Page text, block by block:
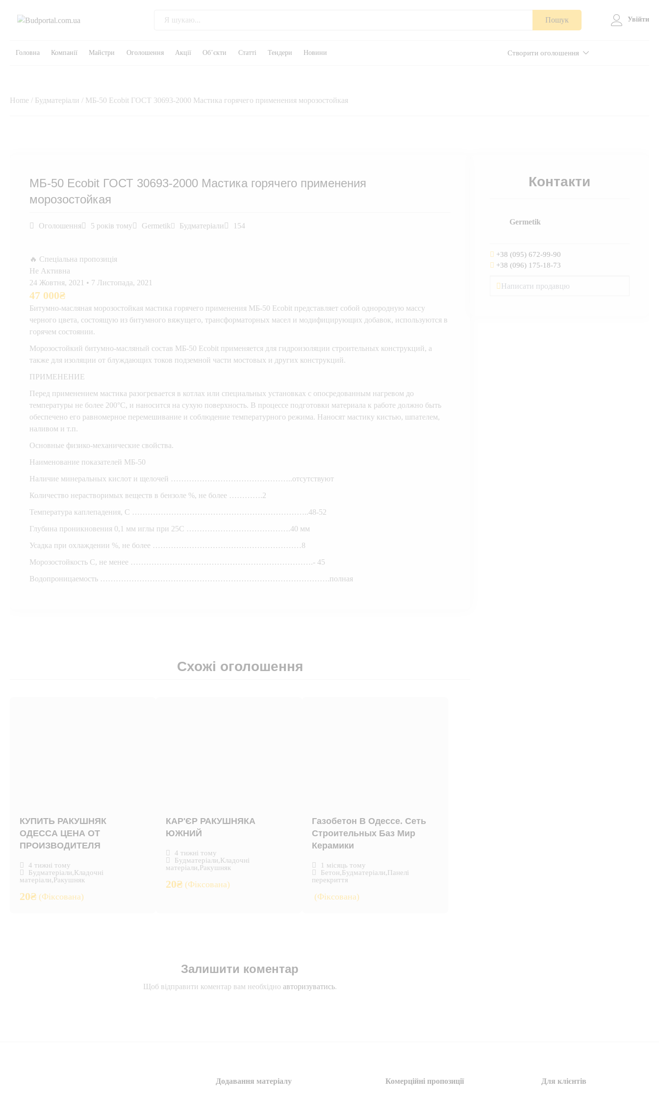
Пошук Увійти
Створити оголошення
Головна Компанії Майстри Оголошення Акції Об’єкти Статті Тендери Новини
Home / Будматеріали / МБ-50 Ecobit ГОСТ 30693-2000 Мастика горячего применения морозостойкая
МБ-50 Ecobit ГОСТ 30693-2000 Мастика горячего применения
морозостойкая
Оголошення 5 років тому Germetik Будматеріали 154
🔥 Спеціальна пропозиція
Не Активна
24 Жовтня, 2021 • 7 Листопада, 2021
47 000₴
Битумно-масляная морозостойкая мастика горячего применения МБ-50 Ecobit представляет собой однородную массу
черного цвета, состоящую из битумного вяжущего, трансформаторных масел и модифицирующих добавок, используются в
горячем состоянии.
Морозостойкий битумно-масляный состав МБ-50 Ecobit применяется для гидроизоляции строительных конструкций, а
также для изоляции от блуждающих токов подземной части мостовых и других конструкций.
ПРИМЕНЕНИЕ
Перед применением мастика разогревается в котлах или специальных установках с опосредованным нагревом до
температуры не более 200°С, и наносится на сухую поверхность. В процессе подготовки материала к работе должно быть
обеспечено его равномерное перемешивание и соблюдение температурного режима. Наносят мастику кистью, шпателем,
наливом и т.п.
Основные физико-механические свойства.
Наименование показателей МБ-50
Наличие минеральных кислот и щелочей ………………………………………..отсутствуют
Количество нерастворимых веществ в бензоле %, не более ………….2
Температура каплепадения, С …………………………………………………………..48-52
Глубина проникновения 0,1 мм иглы при 25С ………………………………….40 мм
Усадка при охлаждении %, не более …………………………………………………8
Морозостойкость С, не менее …………………………………………………………….- 45
Водопроницаемость …………………………………………………………………………….полная
Схожі оголошення
КУПИТЬ РАКУШНЯК
ОДЕССА ЦЕНА ОТ
ПРОИЗВОДИТЕЛЯ
4 тижні тому
Будматеріали,Кладочні
матеріали,Ракушняк
20₴ (Фіксована)
КАР'ЄР РАКУШНЯКА
ЮЖНИЙ
4 тижні тому
Будматеріали,Кладочні
матеріали,Ракушняк
20₴ (Фіксована)
Газобетон В Одессе. Сеть
Строительных Баз Мир
Керамики
1 місяць тому
Бетон,Будматеріали,Панелі
перекриття
(Фіксована)
Залишити коментар
Щоб відправити коментар вам необхідно авторизуватись.
Контакти
Germetik
+38 (095) 672-99-90
+38 (096) 175-18-73
Написати продавцю
Додавання матеріалу Комерційні пропозиції Для клієнтів